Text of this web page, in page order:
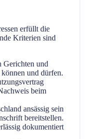
erfüllt die
Kriterien sind
Gerichten und
und dürfen.
beim
ansässig sein
bereitstellen.
dokumentiert